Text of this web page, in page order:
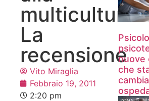
multicultura.
La
recensione
Vito Miraglia
Febbraio 19, 2011
2:20 pm
nuove
che